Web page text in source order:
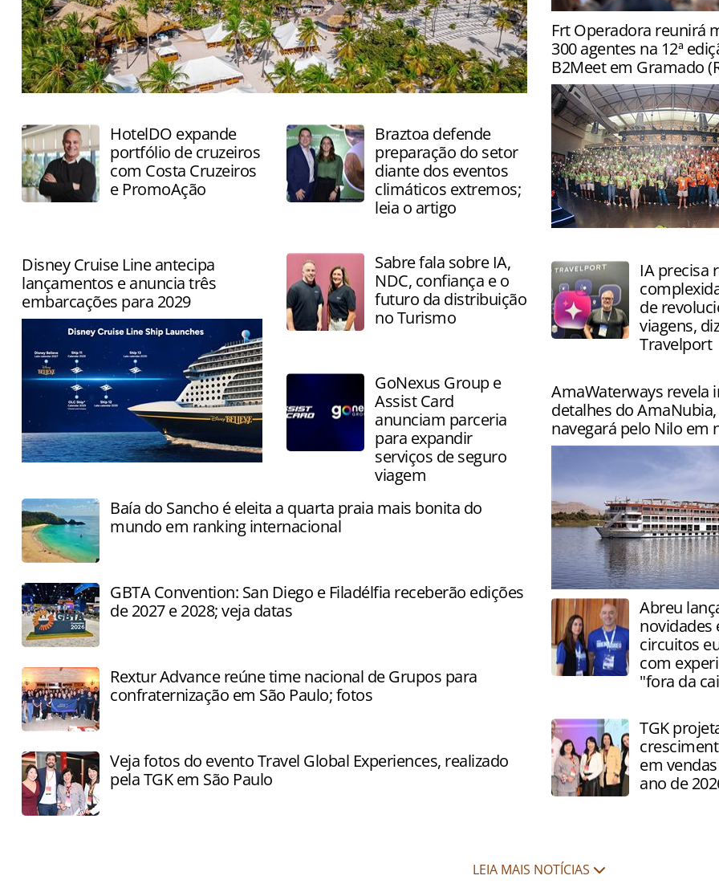
da República Dominicana
Pesquisa do Kayak aponta
principais cidades de
Paulo, Brasília e Recife
Frt Operadora reunirá
300 agentes na 12ª
B2Meet em Gramado
negócios e experiências na
HotelDO expande
portfólio de cruzeiros
com Costa Cruzeiros
e PromoAção
Braztoa defende
preparação do setor
diante dos eventos
climáticos extremos;
leia o artigo
Sabre fala sobre IA,
NDC, confiança e o
futuro da distribuição
no Turismo
Disney Cruise Line antecipa
lançamentos e anuncia três
embarcações para 2029
IA precisa
de
viagens,
Travelport
GoNexus Group e
Assist Card
anunciam parceria
para expandir
serviços de seguro
viagem
AmaWaterways revela
detalhes do
navegará pelo Nilo em
Navio tem capacidade para
hóspedes e realizará o
of Egypt & the Nile
Baía do Sancho é eleita a quarta praia mais bonita do
mundo em ranking internacional
GBTA Convention: San Diego e Filadélfia receberão edições
de 2027 e 2028; veja datas
Rextur Advance reúne time nacional de Grupos para
confraternização em São Paulo; fotos
Veja fotos do evento Travel Global Experiences, realizado
pela TGK em São Paulo
Abreu
novidades
circuitos
com
"fora da
TGK
em
ano de
LEIA MAIS NOTÍCIAS